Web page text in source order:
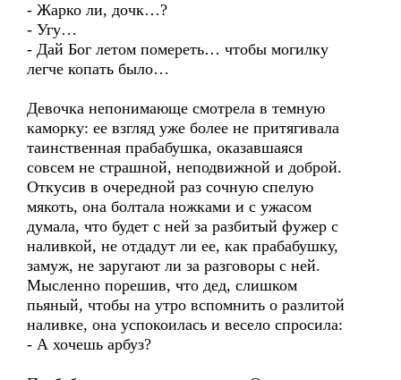
- Жарко ли, дочк…?
- Угу…
- Дай Бог летом помереть… чтобы могилку
легче копать было…
Девочка непонимающе смотрела в темную
каморку: ее взгляд уже более не притягивала
таинственная прабабушка, оказавшаяся
совсем не страшной, неподвижной и доброй.
Откусив в очередной раз сочную спелую
мякоть, она болтала ножками и с ужасом
думала, что будет с ней за разбитый фужер с
наливкой, не отдадут ли ее, как прабабушку,
замуж, не заругают ли за разговоры с ней.
Мысленно порешив, что дед, слишком
пьяный, чтобы на утро вспомнить о разлитой
наливке, она успокоилась и весело спросила:
- А хочешь арбуз?